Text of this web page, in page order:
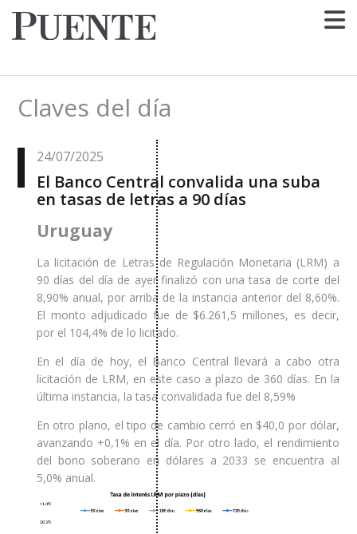
Claves del día
24/07/2025
El Banco Central convalida una suba
en tasas de letras a 90 días
Uruguay
La licitación de Letras de Regulación Monetaria (LRM) a
90 días del día de ayer finalizó con una tasa de corte del
8,90% anual, por arriba de la instancia anterior del 8,60%.
El monto adjudicado fue de $6.261,5 millones, es decir,
por el 104,4% de lo licitado.
En el día de hoy, el Banco Central llevará a cabo otra
licitación de LRM, en este caso a plazo de 360 días. En la
última instancia, la tasa convalidada fue del 8,59%
En otro plano, el tipo de cambio cerró en $40,0 por dólar,
avanzando +0,1% en el día. Por otro lado, el rendimiento
del bono soberano en dólares a 2033 se encuentra al
5,0% anual.